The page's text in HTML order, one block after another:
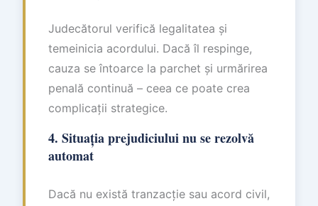
Judecătorul verifică legalitatea și
temeinicia acordului. Dacă îl respinge,
cauza se întoarce la parchet și urmărirea
penală continuă – ceea ce poate crea
complicații strategice.
4. Situația prejudiciului nu se rezolvă
automat
Dacă nu există tranzacție sau acord civil,